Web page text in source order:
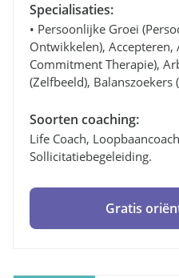
Specialisaties:
• Persoonlijke Groei
Ontwikkelen), Accepteren,
Commitment Therapie),
(zelfbeeld), Balanszoekers
Soorten coaching:
Life Coach,
Sollicitatiebegeleiding.
Gratis